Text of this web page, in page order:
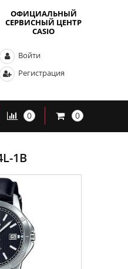
ОФИЦИАЛЬНЫЙ
СЕРВИСНЫЙ ЦЕНТР
CASIO
Войти
Регистрация
0 0
1B